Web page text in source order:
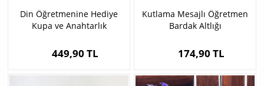
Din Öğretmenine Hediye
Kupa ve Anahtarlık
449,90 TL
Kutlama Mesajlı Öğretmen
Bardak Altlığı
174,90 TL